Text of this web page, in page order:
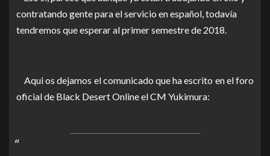
contratando gente para el servicio en español, todavía
tendremos que esperar al primer semestre de 2018.
Aqui os dejamos el comunicado que ha escrito en el foro
oficial de Black Desert Online el CM Yukimura: